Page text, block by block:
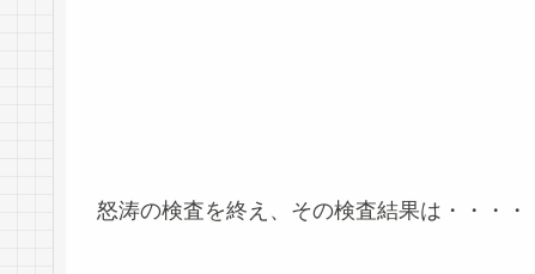
怒涛の検査を終え、その検査結果は・・・・